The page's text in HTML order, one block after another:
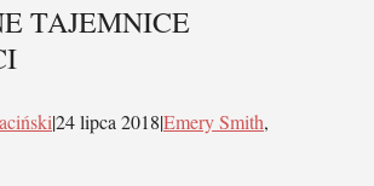
TAJEMNICE
|24 lipca 2018|Emery Smith,